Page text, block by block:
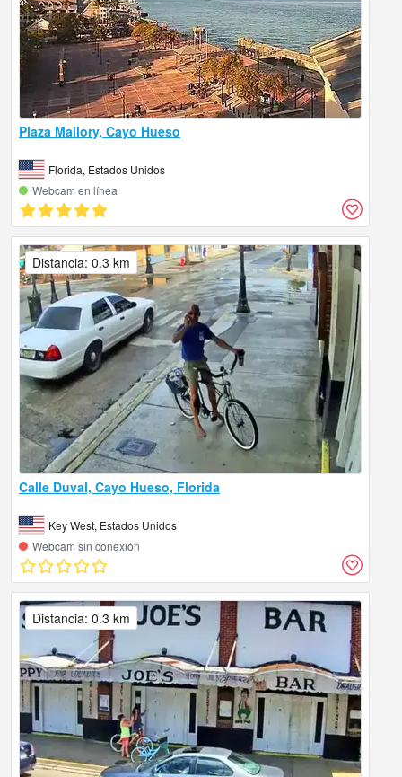
Plaza Mallory, Cayo Hueso
Florida, Estados Unidos
Webcam en línea
Calle Duval, Cayo Hueso, Florida
Key West, Estados Unidos
Webcam sin conexión
Distancia: 0.3 km
Distancia: 0.3 km